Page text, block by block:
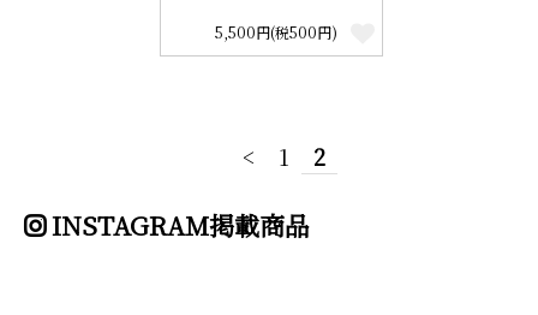
5,500円(税500円)
< 1 2
INSTAGRAM掲載商品